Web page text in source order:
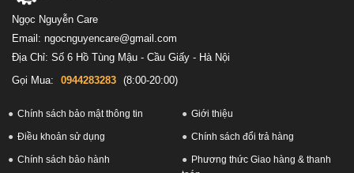
Ngọc Nguyễn Care
Email: ngocnguyencare@gmail.com
Địa Chỉ: Số 6 Hồ Tùng Mậu - Cầu Giấy - Hà Nội
Gọi Mua:
0944283283 (8:00-20:00)
Chính sách bảo mật thông tin Giới thiệu
Điều khoản sử dụng Chính sách đổi trả hàng
Chính sách bảo hành
Phương thức Giao hàng & thanh